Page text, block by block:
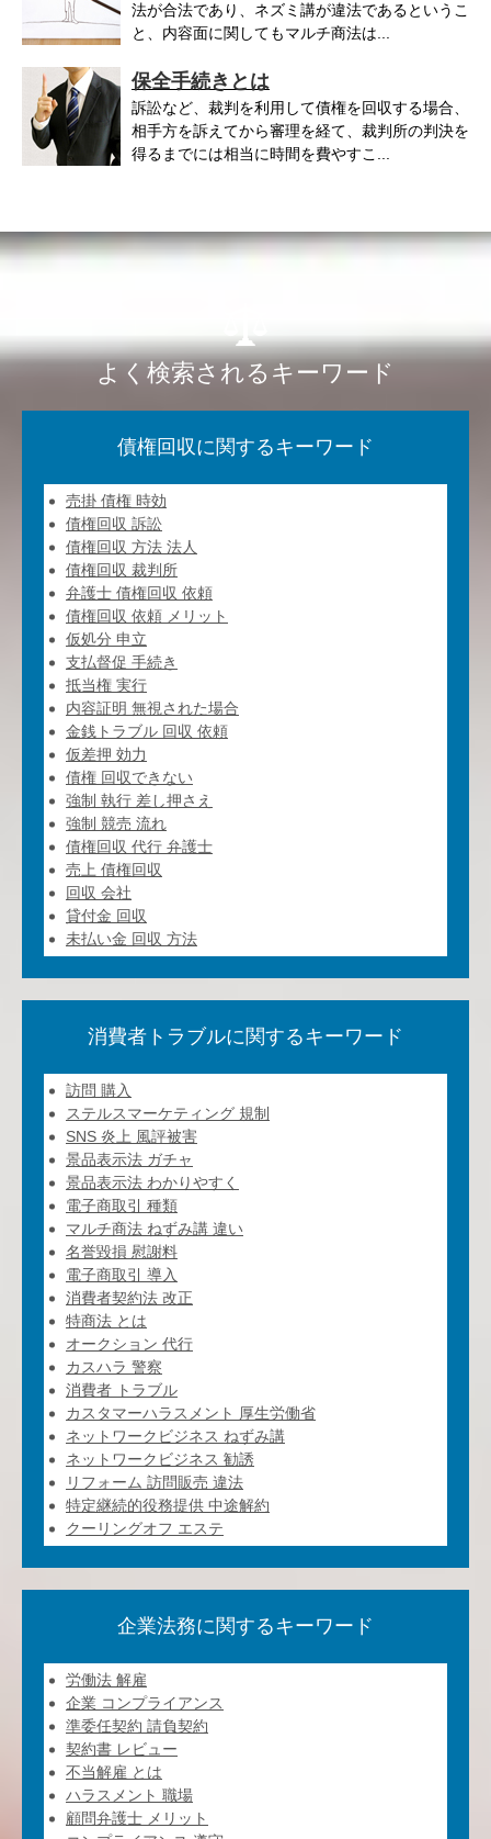
法が合法であり、ネズミ講が違法であるというこ
と、内容面に関してもマルチ商法は...
保全手続きとは
訴訟など、裁判を利用して債権を回収する場合、
相手方を訴えてから審理を経て、裁判所の判決を
得るまでには相当に時間を費やすこ...
よく検索されるキーワード
債権回収に関するキーワード
売掛 債権 時効
債権回収 訴訟
債権回収 方法 法人
債権回収 裁判所
弁護士 債権回収 依頼
債権回収 依頼 メリット
仮処分 申立
支払督促 手続き
抵当権 実行
内容証明 無視された場合
金銭トラブル 回収 依頼
仮差押 効力
債権 回収できない
強制 執行 差し押さえ
強制 競売 流れ
債権回収 代行 弁護士
売上 債権回収
回収 会社
貸付金 回収
未払い金 回収 方法
消費者トラブルに関するキーワード
訪問 購入
ステルスマーケティング 規制
SNS 炎上 風評被害
景品表示法 ガチャ
景品表示法 わかりやすく
電子商取引 種類
マルチ商法 ねずみ講 違い
名誉毀損 慰謝料
電子商取引 導入
消費者契約法 改正
特商法 とは
オークション 代行
カスハラ 警察
消費者 トラブル
カスタマーハラスメント 厚生労働省
ネットワークビジネス ねずみ講
ネットワークビジネス 勧誘
リフォーム 訪問販売 違法
特定継続的役務提供 中途解約
クーリングオフ エステ
企業法務に関するキーワード
労働法 解雇
企業 コンプライアンス
準委任契約 請負契約
契約書 レビュー
不当解雇 とは
ハラスメント 職場
顧問弁護士 メリット